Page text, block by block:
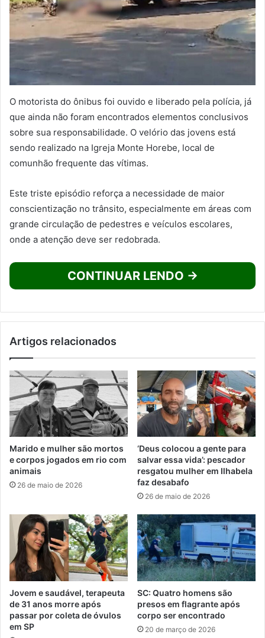
O motorista do ônibus foi ouvido e liberado pela polícia, já
que ainda não foram encontrados elementos conclusivos
sobre sua responsabilidade. O velório das jovens está
sendo realizado na Igreja Monte Horebe, local de
comunhão frequente das vítimas.
Este triste episódio reforça a necessidade de maior
conscientização no trânsito, especialmente em áreas com
grande circulação de pedestres e veículos escolares,
onde a atenção deve ser redobrada.
CONTINUAR LENDO →
Artigos relacionados
Marido e mulher são mortos
e corpos jogados em rio com
animais
26 de maio de 2026
‘Deus colocou a gente para
salvar essa vida’: pescador
resgatou mulher em Ilhabela
faz desabafo
26 de maio de 2026
Jovem e saudável, terapeuta
de 31 anos morre após
passar por coleta de óvulos
em SP
SC: Quatro homens são
presos em flagrante após
corpo ser encontrado
20 de março de 2026